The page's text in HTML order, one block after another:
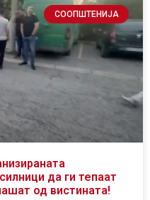
СООПШТЕНИЈА
да ги тепаат
од вистината!